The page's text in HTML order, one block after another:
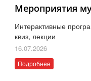
Мероприятия
Интерактивные
квиз, лекции
16.07.2026
Подробнее